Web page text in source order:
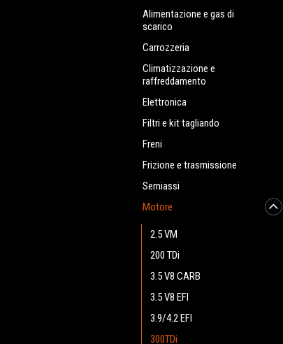
Alimentazione e gas di
scarico
Carrozzeria
Climatizzazione e
raffreddamento
Elettronica
Filtri e kit tagliando
Freni
Frizione e trasmissione
Semiassi
Motore
2.5 VM
200 TDi
3.5 V8 CARB
3.5 V8 EFI
3.9/4.2 EFI
300TDi